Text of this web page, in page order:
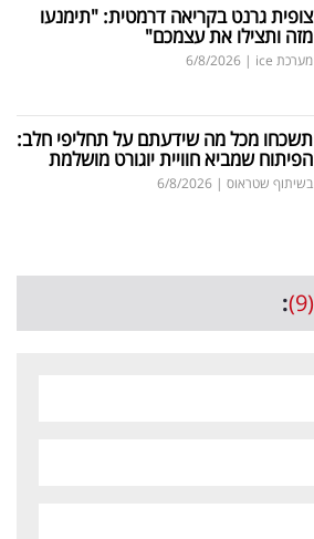
צופית גרנט בקריאה דרמטית: "תימנעו
מזה ותצילו את עצמכם"
מערכת ice |
6/8/2026
תשכחו מכל מה שידעתם על תחליפי חלב:
הפיתוח שמביא חוויית יוגורט מושלמת
בשיתוף שטראוס |
6/8/2026
(9)
: